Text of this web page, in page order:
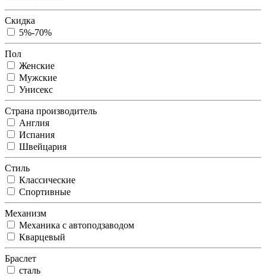
Скидка
5%-70%
Пол
Женские
Мужские
Унисекс
Страна производитель
Англия
Испания
Швейцария
Стиль
Классические
Спортивные
Механизм
Механика с автоподзаводом
Кварцевый
Браслет
сталь